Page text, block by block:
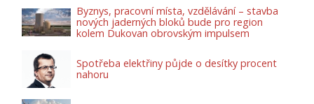
Byznys, pracovní místa, vzdělávání – stavba
nových jaderných bloků bude pro region
kolem Dukovan obrovským impulsem
Spotřeba elektřiny půjde o desítky procent
nahoru